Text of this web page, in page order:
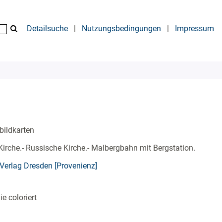
Detailsuche | Nutzungsbedingungen | Impressum
Russische Kirche.- Malbergbahn mit Bergstation.
Dresden [Provenienz]
coloriert